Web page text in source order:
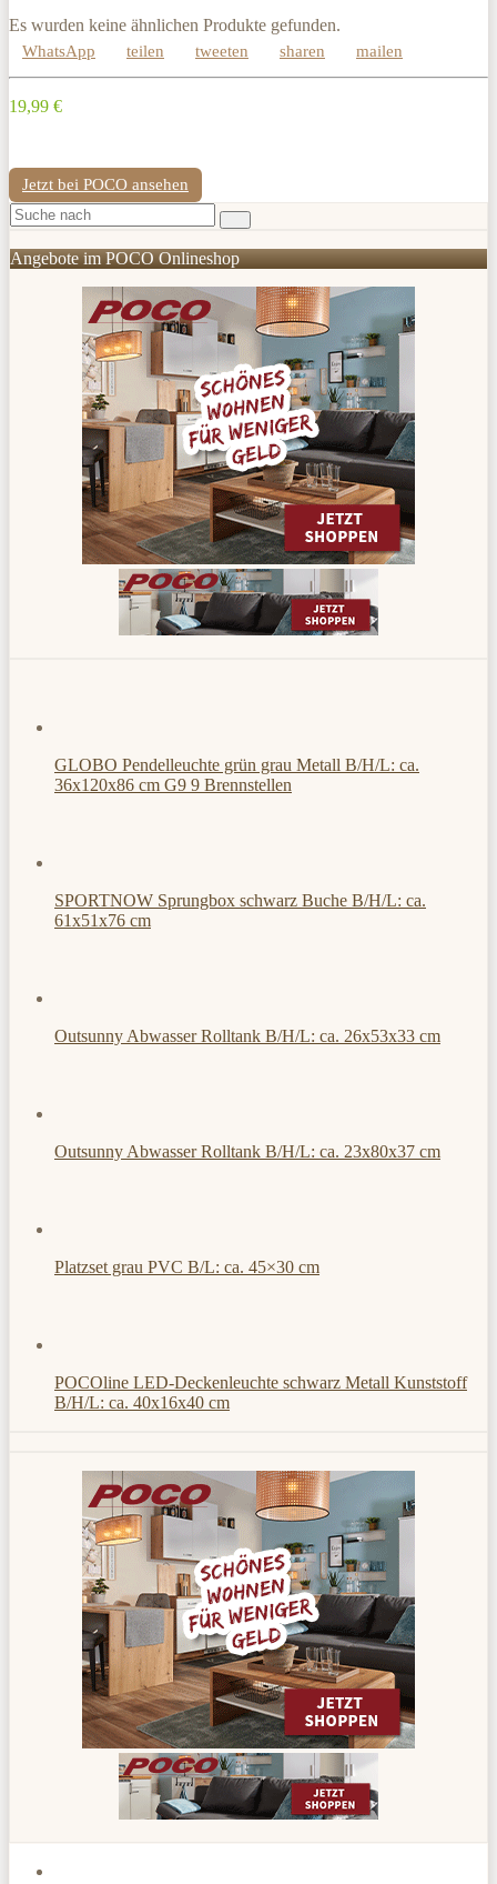
Es wurden keine ähnlichen Produkte gefunden.
WhatsApp teilen tweeten sharen mailen
19,99 €
Jetzt bei POCO ansehen
Angebote im POCO Onlineshop
GLOBO Pendelleuchte grün grau Metall B/H/L: ca.
36x120x86 cm G9 9 Brennstellen
SPORTNOW Sprungbox schwarz Buche B/H/L: ca.
61x51x76 cm
Outsunny Abwasser Rolltank B/H/L: ca. 26x53x33 cm
Outsunny Abwasser Rolltank B/H/L: ca. 23x80x37 cm
Platzset grau PVC B/L: ca. 45×30 cm
POCOline LED-Deckenleuchte schwarz Metall Kunststoff
B/H/L: ca. 40x16x40 cm